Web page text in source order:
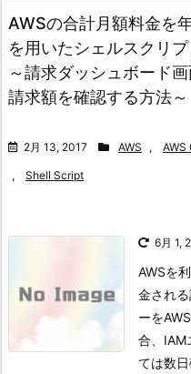
AWSの合計月額料金を
を用いたシェルスクリ
～請求ダッシュボード
請求額を確認する方法～
2月 13, 2017 AWS , AWS
, Shell Script
6月 1,
AWSを
金され
ーを
合、IAM
ては数